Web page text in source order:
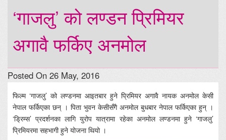
‘गाजलु’ को लण्डन प्रिमियर
अगावै फर्किए अनमोल
Posted On 26 May, 2016
फिल्म ‘गाजलु’ को लण्डनमा आइतबार हुने प्रिमियर अगावै नायक अनमोल केसी
नेपाल फर्किएका छन् । पिता भुवन केसीसँगै अनमोल बुधबार नेपाल फर्किएका हुन् ।
‘ड्रिम्स’ प्रदर्शनका लागि युरोप यात्रामा रहेका अनमोल लण्डनमा हुने ‘गाजलु’
प्रिमियरमा सहभागी हुने योजना थियो ।